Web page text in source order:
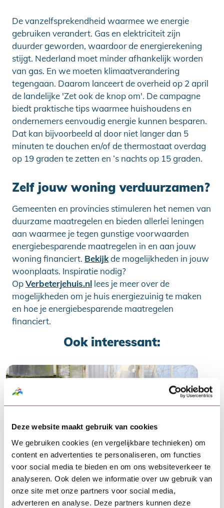
Deze website maakt gebruik van cookies
We gebruiken cookies (en vergelijkbare technieken) om
content en advertenties te personaliseren, om functies
voor social media te bieden en om ons websiteverkeer te
analyseren. Ook delen we informatie over uw gebruik van
onze site met onze partners voor social media,
adverteren en analyse. Deze partners kunnen deze
De vanzelfsprekendheid waarmee we energie
gebruiken verandert. Gas en elektriciteit zijn
duurder geworden, waardoor de energierekening
stijgt. Nederland moet minder afhankelijk worden
van gas. En we moeten klimaatverandering
tegengaan. Daarom lanceert de overheid op 2 april
de landelijke 'Zet ook de knop om'. De campagne
biedt praktische tips waarmee huishoudens en
ondernemers eenvoudig energie kunnen besparen.
Dat kan bijvoorbeeld al door niet langer dan 5
minuten te douchen en/of de thermostaat overdag
op 19 graden te zetten en ’s nachts op 15 graden.
Zelf jouw woning verduurzamen?
Gemeenten en provincies stimuleren het nemen van
duurzame maatregelen en bieden allerlei leningen
aan waarmee je tegen gunstige voorwaarden
energiebesparende maatregelen in en aan jouw
woning financiert. Bekijkde mogelijkheden in jouw
woonplaats. Inspiratie nodig?
OpVerbeterjehuis.nl lees je meer over de
mogelijkheden om je huis energiezuinig te maken
en hoe je energiebesparende maatregelen
financiert.
Ook interessant:
Fonds Duurzaam Funderingsherstel
vanaf 1 juli landelijk beschikbaar
Particuliere woningeigenaren met
ernstige funderingsproblemen kunnen